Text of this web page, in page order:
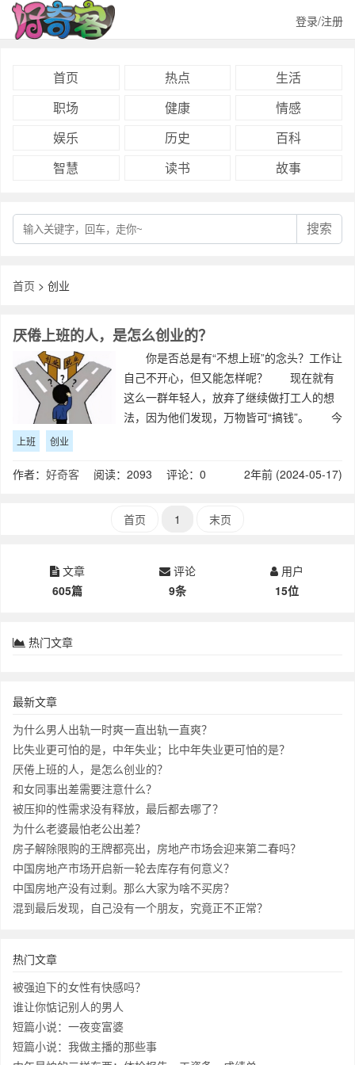
登录/注册
首页 热点
生活
职场
健康
情感
娱乐
历史
百科
智慧
读书 故事
搜索
首页 > 创业
厌倦上班的人，是怎么创业的？
你是否总是有“不想上班”的念头？工作让
自己不开心，但又能怎样呢？ 现在就有
这么一群年轻人，放弃了继续做打工人的想
法，因为他们发现，万物皆可“搞钱”。 今
后，又会发生哪些故事。 当代年轻
上班 创业
作者： 好奇客 阅读：2093 评论：0 2年前 (2024-05-17)
首页 1 末页
文章
605篇
评论
9条
用户
15位
热门文章
最新文章
为什么男人出轨一时爽一直出轨一直爽？
比失业更可怕的是，中年失业；比中年失业更可怕的是？
厌倦上班的人，是怎么创业的？
和女同事出差需要注意什么？
被压抑的性需求没有释放，最后都去哪了？
为什么老婆最怕老公出差？
房子解除限购的王牌都亮出，房地产市场会迎来第二春吗？
中国房地产市场开启新一轮去库存有何意义？
中国房地产没有过剩。那么大家为啥不买房？
混到最后发现，自己没有一个朋友，究竟正不正常？
热门文章
被强迫下的女性有快感吗？
谁让你惦记别人的男人
短篇小说：一夜变富婆
短篇小说：我做主播的那些事